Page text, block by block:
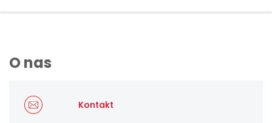
O nas
Kontakt